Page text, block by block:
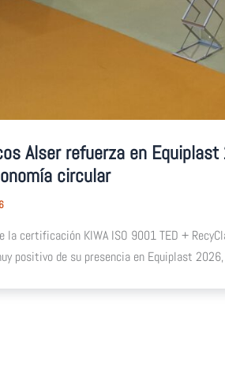
Alser refuerza en
circular
la certificación KIWA ISO 9001 TED +
positivo de su presencia en Equiplast